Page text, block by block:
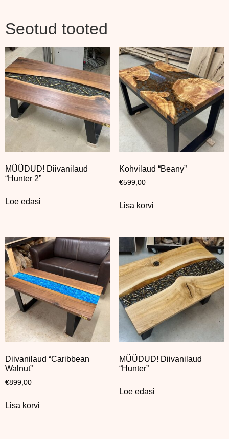
Seotud tooted
MÜÜDUD! Diivanilaud
“Hunter 2”
Loe edasi
Kohvilaud “Beany”
€599,00
Lisa korvi
Diivanilaud “Caribbean
Walnut”
€899,00
Lisa korvi
MÜÜDUD! Diivanilaud
“Hunter”
Loe edasi